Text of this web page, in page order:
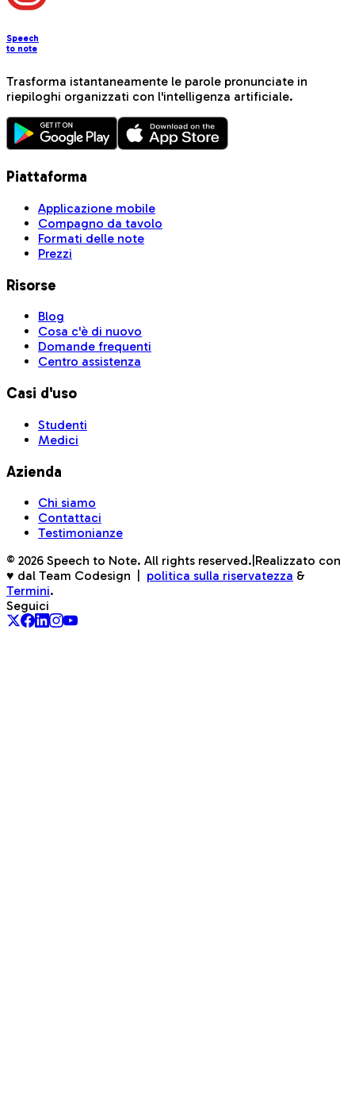
Speech
to note
Trasforma istantaneamente le parole pronunciate in
riepiloghi organizzati con l'intelligenza artificiale.
Piattaforma
Applicazione mobile
Compagno da tavolo
Formati delle note
Prezzi
Risorse
Blog
Cosa c'è di nuovo
Domande frequenti
Centro assistenza
Casi d'uso
Studenti
Medici
Azienda
Chi siamo
Contattaci
Testimonianze
© 2026 Speech to Note. All rights reserved. Realizzato con
♥ dal Team Codesign
politica sulla riservatezza &
Termini.
Seguici